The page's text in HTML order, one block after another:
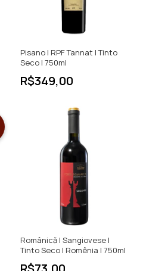
Pisano | RPF Tannat | Tinto
Seco | 750ml
R$349,00
Românică | Sangiovese |
Tinto Seco | Romênia | 750ml